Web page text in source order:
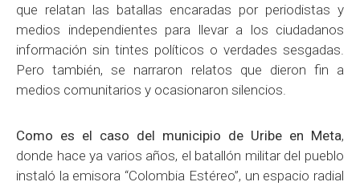
que relatan las batallas encaradas por periodistas y
medios independientes para llevar a los ciudadanos
información sin tintes políticos o verdades sesgadas.
Pero también, se narraron relatos que dieron fin a
medios comunitarios y ocasionaron silencios.
Como es el caso del municipio de Uribe en Meta,
donde hace ya varios años, el batallón militar del pueblo
instaló la emisora “Colombia Estéreo”, un espacio radial